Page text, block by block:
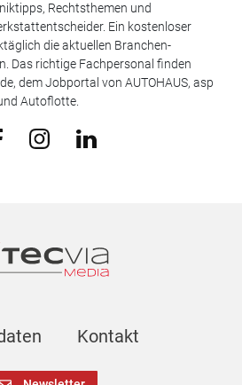
Rechtsthemen und
Ein kostenloser
die aktuellen Branchen-
Das richtige Fachpersonal finden
dem Jobportal von AUTOHAUS, asp
Autoflotte.
Kontakt